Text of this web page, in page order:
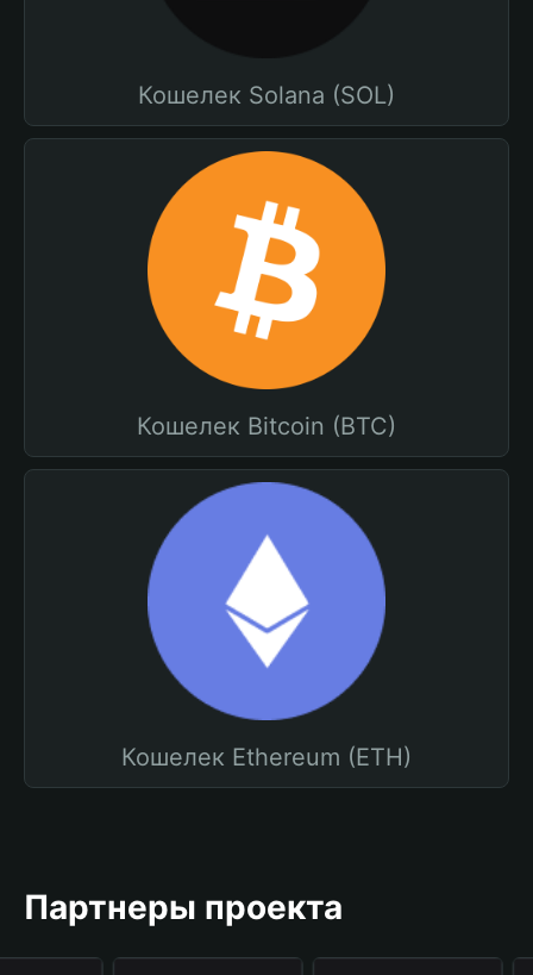
Кошелек Solana (SOL)
Кошелек Bitcoin (BTC)
Кошелек Ethereum (ETH)
Партнеры проекта